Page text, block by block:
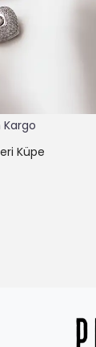
Kargo
Küpe